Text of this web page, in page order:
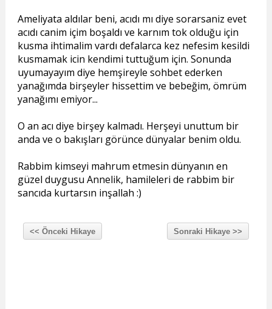
Ameliyata aldılar beni, acıdı mı diye sorarsaniz evet
acıdı canim içim boşaldı ve karnım tok olduğu için
kusma ihtimalim vardı defalarca kez nefesim kesildi
kusmamak icin kendimi tuttuğum için. Sonunda
uyumayayım diye hemşireyle sohbet ederken
yanağımda birşeyler hissettim ve bebeğim, ömrüm
yanağımı emiyor...
O an acı diye birşey kalmadı. Herşeyi unuttum bir
anda ve o bakışları görünce dünyalar benim oldu.
Rabbim kimseyi mahrum etmesin dünyanın en
güzel duygusu Annelik, hamileleri de rabbim bir
sancıda kurtarsın inşallah :)
<< Önceki Hikaye Sonraki Hikaye >>